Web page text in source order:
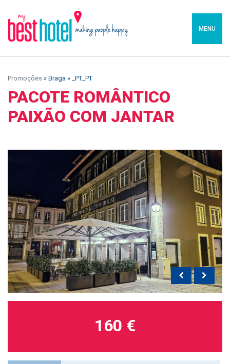
MENU
Promoções » Braga » _PT_PT
PACOTE ROMÂNTICO
PAIXÃO COM JANTAR
160 €